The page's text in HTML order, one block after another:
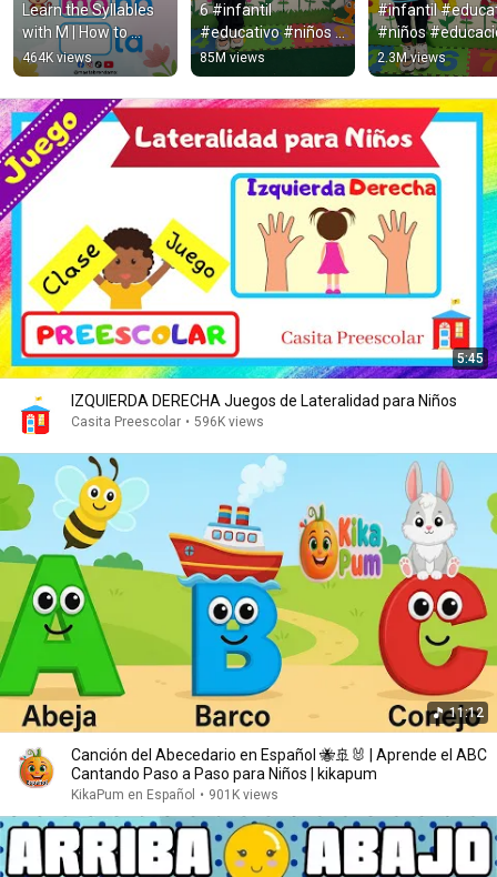
Learn the Syllables
with M | How to
Teach Children to
Read
464K views
6 #infantil
#educativo #niños
#educacion
#niñosfelices
#educacióninfantil
85M views
#infantil
#niños
#niñosfelices
2.3M views
5:45
IZQUIERDA DERECHA Juegos de Lateralidad para Niños
Casita Preescolar • 596K views
11:12
Canción del Abecedario en Español 🐝🚢🐰 | Aprende el ABC
Cantando Paso a Paso para Niños | kikapum
KikaPum en Español • 901K views